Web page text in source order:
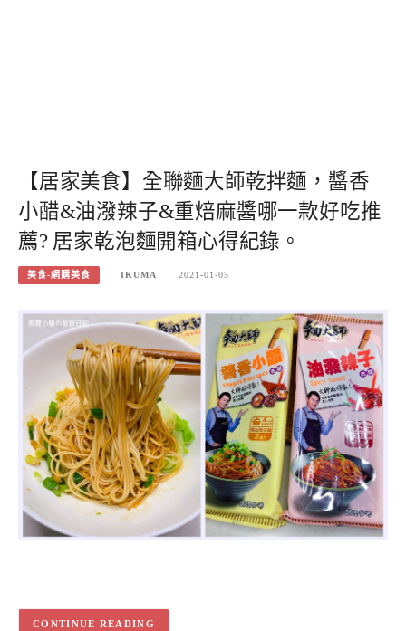
【居家美食】全聯麵大師乾拌麵，醬香
小醋&油潑辣子&重焙麻醬哪一款好吃推
薦? 居家乾泡麵開箱心得紀錄。
美食-網購美食 IKUMA 2021-01-05
CONTINUE READING